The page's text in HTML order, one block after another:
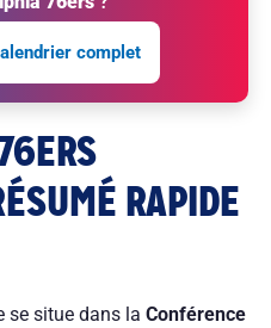
complet
RAPIDE
se situe dans la Conférence